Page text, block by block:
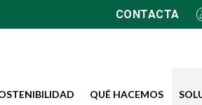
CONTACTA
QUÉ HACEMOS